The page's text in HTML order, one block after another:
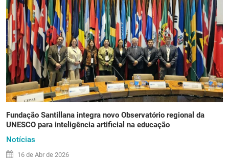
Fundação Santillana integra novo Observatório regional da
UNESCO para inteligência artificial na educação
Notícias
16 de Abr de 2026